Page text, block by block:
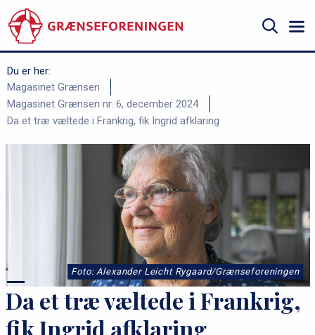
til
hovedindhold
Søg
Du er her:
Magasinet Grænsen
Magasinet Grænsen nr. 6, december 2024
Da et træ væltede i Frankrig, fik Ingrid afklaring
Foto: Alexander Leicht Rygaard/Grænseforeningen
Da et træ væltede i Frankrig,
fik Ingrid afklaring